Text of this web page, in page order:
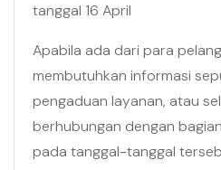
tanggal 16 April
Apabila ada dari para
membutuhkan informasi
pengaduan layanan, atau
berhubungan dengan
pada tanggal-tanggal